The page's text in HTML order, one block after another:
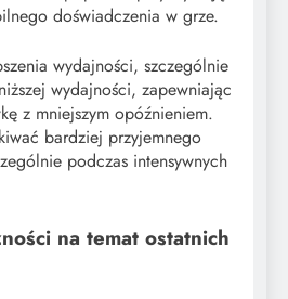
doświadczenia w grze.
wydajności, szczególnie
wydajności, zapewniając
z mniejszym opóźnieniem.
bardziej przyjemnego
podczas intensywnych
na temat ostatnich